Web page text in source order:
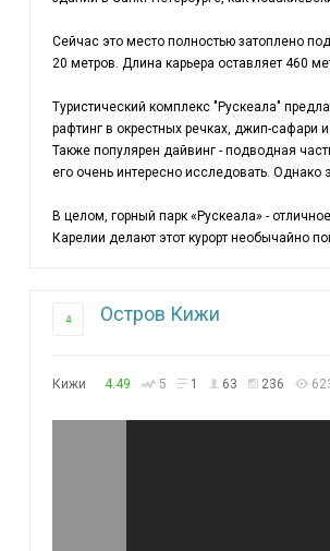
Сейчас это место полностью затоплено
20 метров. Длина карьера оставляет 460
Туристический комплекс "Рускеала"
рафтинг в окрестных речках, джип-
Также популярен дайвинг - подводная
его очень интересно исследовать. Однако
В целом, горный парк «Рускеала» -
Карелии делают этот курорт необычайно
4 Остров Кижи
Кижи 4.49 5 1 63 236